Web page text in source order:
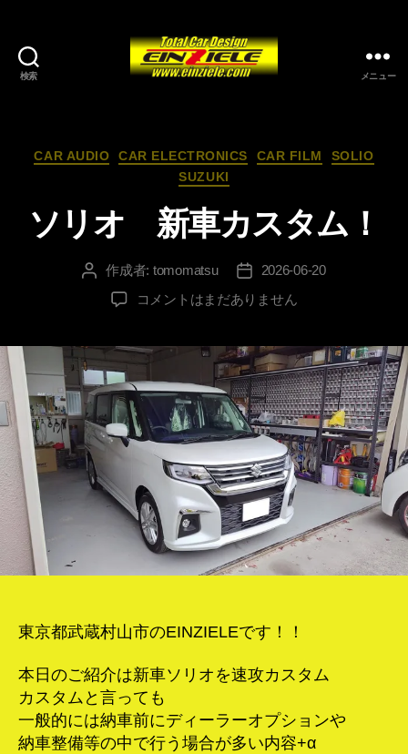
検索 メニュー
カ
テ
ゴ
リ
ー
CAR AUDIO CAR ELECTRONICS CAR FILM
SOLIO
SUZUKI
ソリオ 新車カスタム！
投 作成者: tomomatsu
投
稿
日
2026-06-20
ソ
新
車
カ
ス
タ
ム！
の
コメントはまだありません
東京都武蔵村山市のEINZIELEです！！
本日のご紹介は新車ソリオを速攻カスタム
カスタムと言っても
一般的には納車前にディーラーオプションや
納車整備等の中で行う場合が多い内容+α